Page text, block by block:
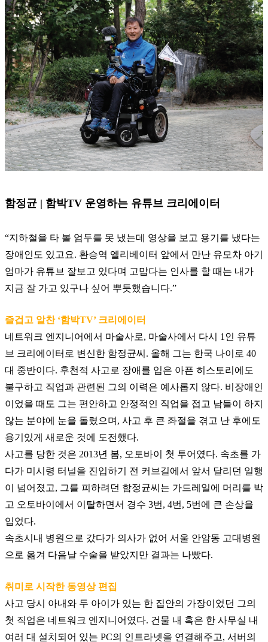
함정균 | 함박TV 운영하는 유튜브 크리에이터
“지하철을 타 볼 엄두를 못 냈는데 영상을 보고 용기를 냈다는
장애인도 있고요. 환승역 엘리베이터 앞에서 만난 유모차 아기
엄마가 유튜브 잘보고 있다며 고맙다는 인사를 할 때는 내가
지금 잘 가고 있구나 싶어 뿌듯했습니다.”
즐겁고 알찬 ‘함박TV’ 크리에이터
네트워크 엔지니어에서 마술사로, 마술사에서 다시 1 인 유튜
브 크리에이터로 변신한 함정균씨 . 올해 그는 한국 나이로 40
대 중반이다. 후천적 사고로 장애를 입은 아픈 히스토리에도
불구하고 직업과 관련된 그의 이력은 예사롭지 않다. 비장애인
이었을 때도 그는 편안하고 안정적인 직업을 접고 남들이 하지
않는 분야에 눈을 돌렸으며 , 사고 후 큰 좌절을 겪고 난 후에도
용기있게 새로운 것에 도전했다.
사고를 당한 것은 2013년 봄, 오토바이 첫 투어였다. 속초를 가
다가 미시령 터널을 진입하기 전 커브길에서 앞서 달리던 일행
이 넘어졌고, 그를 피하려던 함정균씨는 가드레일에 머리를 박
고 오토바이에서 이탈하면서 경수 3번 , 4번 , 5번에 큰 손상을
입었다.
속초시내 병원으로 갔다가 의사가 없어 서울 안암동 고대병원
으로 옮겨 다음날 수술을 받았지만 결과는 나빴다.
취미로 시작한 동영상 편집
사고 당시 아내와 두 아이가 있는 한 집안의 가장이었던 그의
첫 직업은 네트워크 엔지니어였다. 건물 내 혹은 한 사무실 내
여러 대 설치되어 있는 PC의 인트라넷을 연결해주고, 서버의